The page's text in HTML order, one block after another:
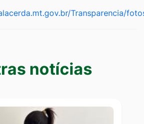
Transparencia/
notícias
notícias